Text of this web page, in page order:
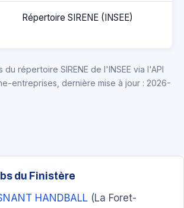
Répertoire SIRENE (INSEE)
répertoire SIRENE de l'INSEE via l'API
entreprises, dernière mise à jour : 2026-
du Finistère
HANDBALL (La Foret-